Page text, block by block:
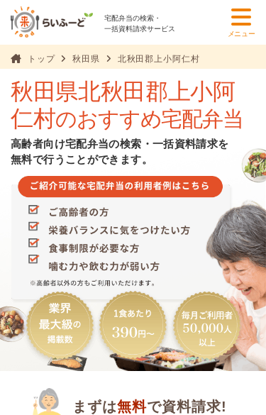
宅配弁当の検索・
一括資料請求サービス
メニュー
トップ 秋田県 北秋田郡上小阿仁村
秋田県北秋田郡上小阿
仁村のおすすめ宅配弁当
高齢者向け宅配弁当の検索・一括資料請求を
無料で行うことができます。
まずは無料で資料請求!